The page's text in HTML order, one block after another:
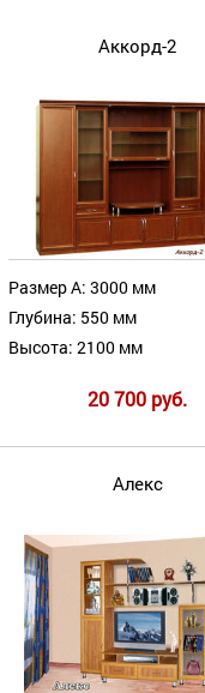
Аккорд-2
Размер А: 3000 мм
Глубина: 550 мм
Высота: 2100 мм
20 700 руб.
Алекс